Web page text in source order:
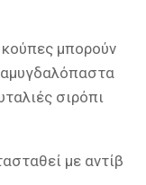
μπορούν
σιρόπι
με αντίβ